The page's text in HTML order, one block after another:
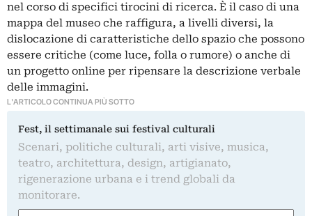
nel corso di specifici tirocini di ricerca. È il caso di una
mappa del museo che raffigura, a livelli diversi, la
dislocazione di caratteristiche dello spazio che possono
essere critiche (come luce, folla o rumore) o anche di
un progetto online per ripensare la descrizione verbale
delle immagini.
L'ARTICOLO CONTINUA PIÙ SOTTO
Fest, il settimanale sui festival culturali
Scenari, politiche culturali, arti visive, musica,
teatro, architettura, design, artigianato,
rigenerazione urbana e i trend globali da
monitorare.